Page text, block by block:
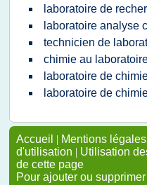
laboratoire de
laboratoire analyse
technicien de
chimie au
laboratoire de
laboratoire de
Accueil | Mentions légales
d'utilisation | Utilisation
de cette page
Pour ajouter ou